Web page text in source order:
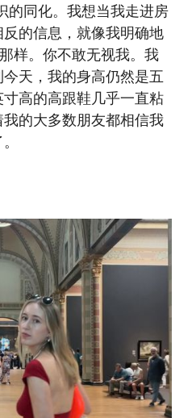
的同化。我想当我走进房
的信息，就像我明确地
样。你不敢无视我。我
天，我的身高仍然是五
高的高跟鞋几乎一直粘
的大多数朋友都相信我